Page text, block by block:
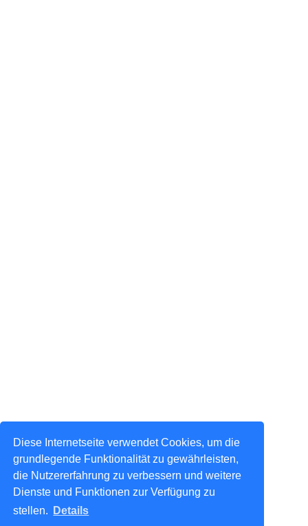
Diese Internetseite verwendet Cookies, um die
grundlegende Funktionalität zu gewährleisten,
die Nutzererfahrung zu verbessern und weitere
Dienste und Funktionen zur Verfügung zu
stellen.
Details